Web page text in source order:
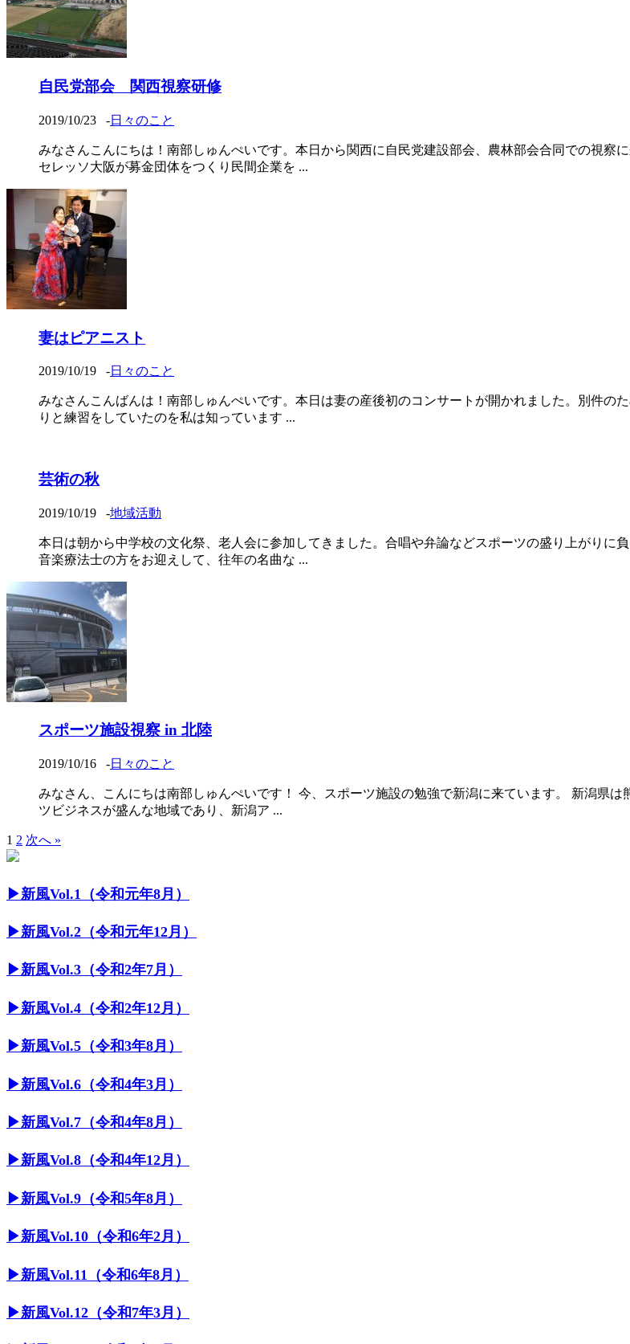
自民党部会 関西視察研修
2019/10/23 -日々のこと
みなさんこんにちは！南部しゅんぺいです。本日から関西に自民党建設部会、農林部会合同での視察
セレッソ大阪が募金団体をつくり民間企業を ...
妻はピアニスト
2019/10/19 -日々のこと
みなさんこんばんは！南部しゅんぺいです。本日は妻の産後初のコンサートが開かれました。別件の
りと練習をしていたのを私は知っています ...
芸術の秋
2019/10/19 -地域活動
本日は朝から中学校の文化祭、老人会に参加してきました。合唱や弁論などスポーツの盛り上がりに
音楽療法士の方をお迎えして、往年の名曲な ...
スポーツ施設視察 in 北陸
2019/10/16 -日々のこと
みなさん、こんにちは南部しゅんぺいです！ 今、スポーツ施設の勉強で新潟に来ています。 新潟県
ツビジネスが盛んな地域であり、新潟ア ...
1 2 次へ »
▶︎新風Vol.1（令和元年8月）
▶︎新風Vol.2（令和元年12月）
▶︎新風Vol.3（令和2年7月）
▶︎新風Vol.4（令和2年12月）
▶︎新風Vol.5（令和3年8月）
▶︎新風Vol.6（令和4年3月）
▶︎新風Vol.7（令和4年8月）
▶︎新風Vol.8（令和4年12月）
▶︎新風Vol.9（令和5年8月）
▶︎新風Vol.10（令和6年2月）
▶︎新風Vol.11（令和6年8月）
▶︎新風Vol.12（令和7年3月）